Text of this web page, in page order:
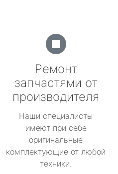
Ремонт
запчастями от
производителя
Наши специалисты
имеют при себе
оригинальные
комплектующие от любой
техники.